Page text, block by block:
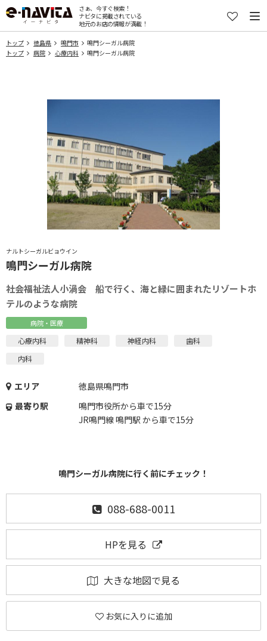
さぁ、今すぐ検索！
ナビタに掲載されている
地元のお店の情報が満載！
トップ 徳島県 鳴門市
鳴門シーガル病院
トップ
病院 心療内科 鳴門シーガル病院
ナルトシーガルビョウイン
鳴門シーガル病院
社会福祉法人小渦会 船で行く、海と緑に囲まれたリゾートホ
テルのような病院
病院・医療
心療内科 精神科 神経内科
歯科
内科
エリア
徳島県鳴門市
最寄り駅
鳴門市役所から車で15分
JR鳴門線 鳴門駅 から車で15分
鳴門シーガル病院に行く前にチェック！
088-688-0011
HPを見る
大きな地図で見る
お気に入りに追加